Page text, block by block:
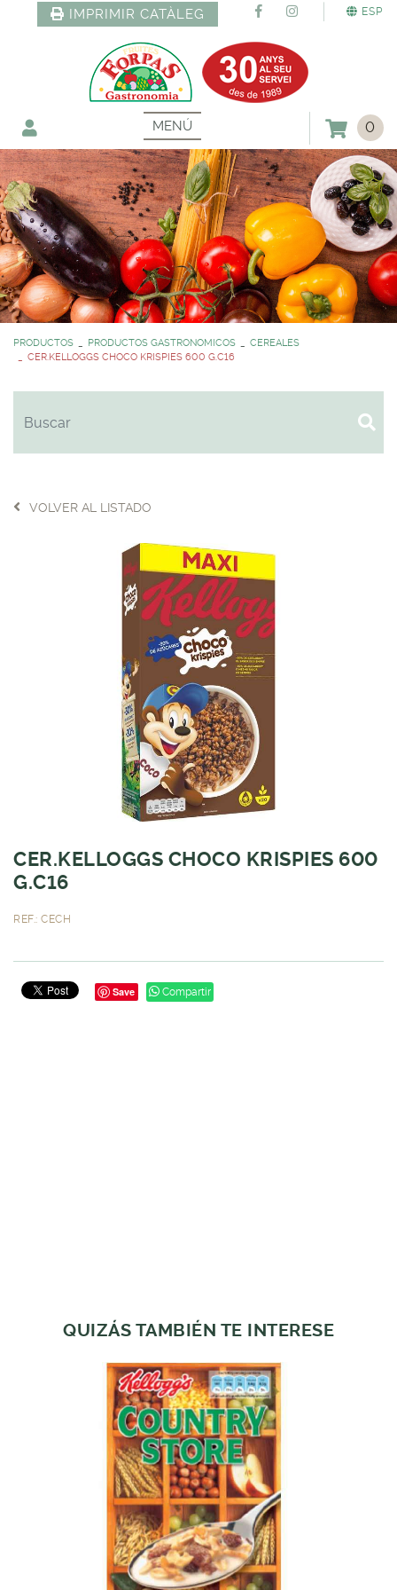
ESP
IMPRIMIR CATÀLEG
MENÚ 0
PRODUCTOS PRODUCTOS GASTRONOMICOS
CEREALES
CER.KELLOGGS CHOCO KRISPIES 600 G.C16
VOLVER AL LISTADO
CER.KELLOGGS CHOCO KRISPIES 600
G.C16
REF.: CECH
Save Compartir
QUIZÁS TAMBIÉN TE INTERESE